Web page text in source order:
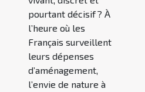
pourtant décisif ? À
l’heure où les
Français surveillent
leurs dépenses
d’aménagement,
l’envie de nature à